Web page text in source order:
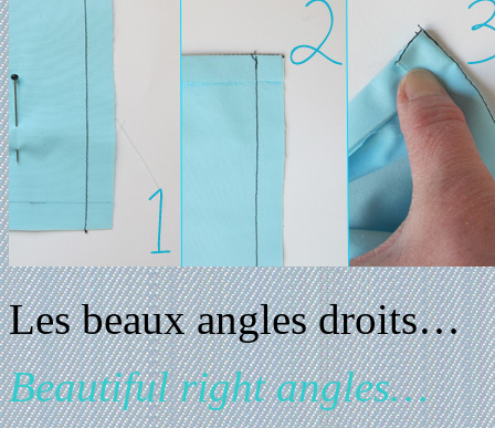
Les beaux angles droits…
Beautiful right angles…